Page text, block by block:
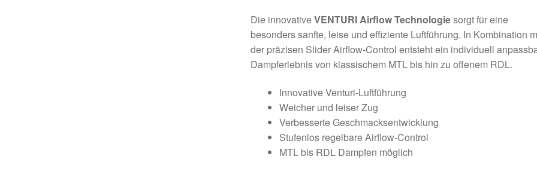
Die innovativeVENTURI Airflow Technologiesorgt für eine
besonders sanfte, leise und effiziente Luftführung. In Kombination
der präzisen Slider Airflow-Control entsteht ein individuell
Dampferlebnis von klassischem MTL bis hin zu offenem RDL.
Innovative Venturi-Luftführung
Weicher und leiser Zug
Verbesserte Geschmacksentwicklung
Stufenlos regelbare Airflow-Control
MTL bis RDL Dampfen möglich